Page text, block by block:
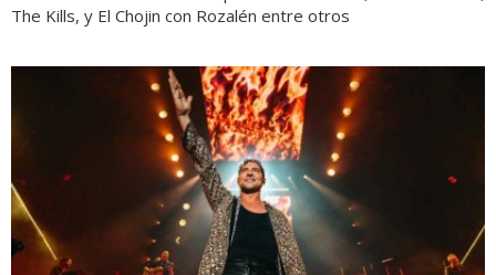
The Kills, y El Chojin con Rozalén entre otros